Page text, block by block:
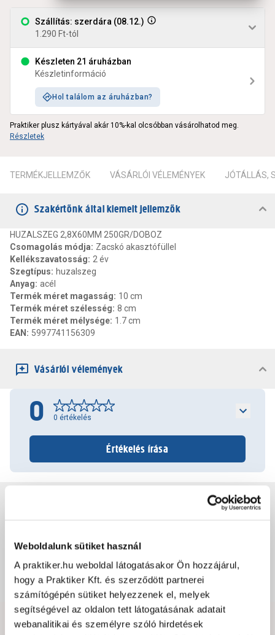
Weboldalunk sütiket használ
A praktiker.hu weboldal látogatásakor Ön hozzájárul,
hogy a Praktiker Kft. és szerződött partnerei
számítógépén sütiket helyezzenek el, melyek
segítségével az oldalon tett látogatásának adatait
webanalitikai és személyre szóló hirdetések
Szállítás: szerdára (08.12.)
1.290 Ft-tól
Készleten 21 áruházban
Készletinformáció
Hol találom az áruházban?
Praktiker plusz kártyával akár 10%-kal olcsóbban vásárolhatod meg.
Részletek
TERMÉKJELLEMZŐK VÁSÁRLÓI VÉLEMÉNYEK JÓTÁLLÁS,
Szakértőnk által kiemelt jellemzők
HUZALSZEG 2,8X60MM 250GR/DOBOZ
Csomagolás módja: Zacskó akasztófüllel
Kellékszavatosság: 2 év
Szegtípus: huzalszeg
Anyag: acél
Termék méret magasság: 10 cm
Termék méret szélesség: 8 cm
Termék méret mélysége: 1.7 cm
EAN : 5997741156309
Vásárlói vélemények
0 0 értékelés
Értékelés írása
Csomagolási és súly információk
Dokumentumok, felelős személy
Hibát találtál az oldalon vagy a termék leírásában?